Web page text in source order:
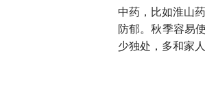
中药，比如淮山
防郁。秋季容易
少独处，多和家